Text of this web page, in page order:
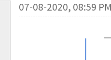
07-08-2020, 08:59